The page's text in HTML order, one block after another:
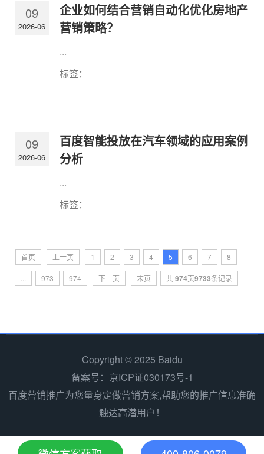
09
2026-06
企业如何结合营销自动化优化房地产
营销策略？
...
标签：
09
2026-06
百度智能投放在汽车领域的应用案例
分析
...
标签：
首页 上一页 1 2 3 4 5 6 7 8
973 974 下一页 末页 共974页9733条记录
Copyright © 2025 Baidu
备案号：京ICP证030173号-1
百度营销推广为您量身定做营销方案,帮助您的推广信息准确
触达高潜用户！